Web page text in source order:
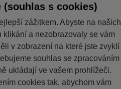
(souhlas s cookies)
zážitkem. Abyste na našich
klikání a nezobrazovaly se vám
v zobrazení na které jste zvyklí
souhlas se zpracováním
ukládají ve vašem prohlížeči.
cookies tak, abychom vám